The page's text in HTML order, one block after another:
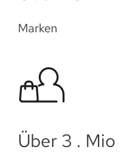
Marken
Über 3 . Mio